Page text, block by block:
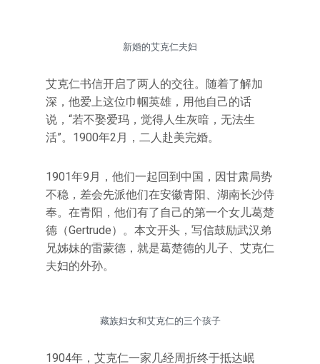
新婚的艾克仁夫妇
艾克仁书信开启了两人的交往。随着了解加
深，他爱上这位巾帼英雄，用他自己的话
说，“若不娶爱玛，觉得人生灰暗，无法生
活”。1900年2月，二人赴美完婚。
1901年9月，他们一起回到中国，因甘肃局势
不稳，差会先派他们在安徽青阳、湖南长沙侍
奉。在青阳，他们有了自己的第一个女儿葛楚
德（Gertrude）。本文开头，写信鼓励武汉弟
兄姊妹的雷蒙德，就是葛楚德的儿子、艾克仁
夫妇的外孙。
藏族妇女和艾克仁的三个孩子
1904年，艾克仁一家几经周折终于抵达岷